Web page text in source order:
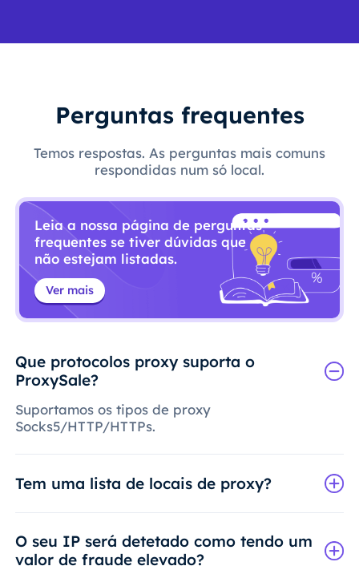
Perguntas frequentes
Temos respostas. As perguntas mais comuns
respondidas num só local.
Leia a nossa página de perguntas
frequentes se tiver dúvidas que
não estejam listadas.
Ver mais
Que protocolos proxy suporta o
ProxySale?
Suportamos os tipos de proxy
Socks5/HTTP/HTTPs.
Tem uma lista de locais de proxy?
O seu IP será detetado como tendo um
valor de fraude elevado?